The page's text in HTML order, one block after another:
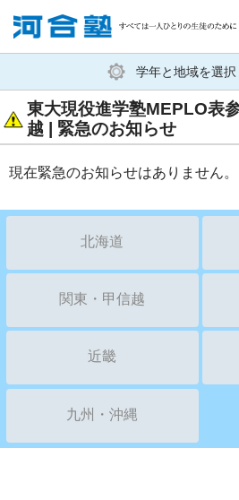
塾生の方
学年と地域を選択
東大現役進学塾MEPLO表
越 | 緊急のお知らせ
現在緊急のお知らせはありません。
北海道
関東・甲信越
近畿
九州・沖縄